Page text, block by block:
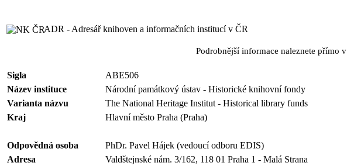
ADR - Adresář knihoven a informačních institucí v ČR
Podrobnější informace naleznete přímo v
Sigla
ABE506
Název instituce
Národní památkový ústav - Historické knihovní fondy
Varianta názvu
The National Heritage Institut - Historical library funds
Kraj
Hlavní město Praha (Praha)
Odpovědná osoba
PhDr. Pavel Hájek (vedoucí odboru EDIS)
Adresa
Valdštejnské nám. 3/162, 118 01 Praha 1 - Malá Strana